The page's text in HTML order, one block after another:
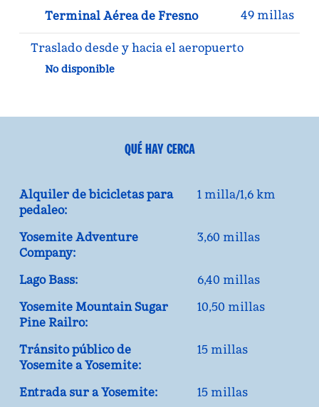
Terminal Aérea de Fresno 49 millas
Traslado desde y hacia el aeropuerto
No disponible
QUÉ HAY CERCA
Alquiler de bicicletas para
pedaleo:
1 milla/1,6 km
Yosemite Adventure
Company:
3,60 millas
Lago Bass:
6,40 millas
Yosemite Mountain Sugar
Pine Railro:
10,50 millas
Tránsito público de
Yosemite a Yosemite:
15 millas
Entrada sur a Yosemite: 15 millas